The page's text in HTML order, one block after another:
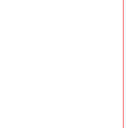
重庆代办公司_代理公司注册_工商登记_
重庆招聘工商外勤人员_重庆慢牛众创企
增值税时代房地产和建安企业全盘财税管
明家科技：北京国枫律师事务所关于公司
【品牌经理招聘】重庆诺玛时裳商贸有限